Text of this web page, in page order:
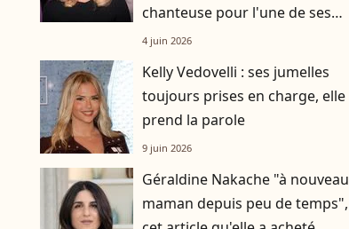
chanteuse pour l'une de ses
jumelles
4 juin 2026
Kelly Vedovelli : ses jumelles
toujours prises en charge, elle
prend la parole
9 juin 2026
Géraldine Nakache "à nouveau
maman depuis peu de temps",